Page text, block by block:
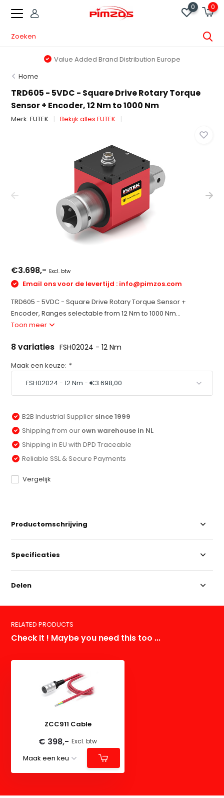
0 0
Value Added Brand Distribution Europe
Home
TRD605 - 5VDC - Square Drive Rotary Torque
Sensor + Encoder, 12 Nm to 1000 Nm
Merk:FUTEK Bekijk alles FUTEK
€3.698,- Excl. btw
Email ons voor de levertijd : info@pimzos.com
TRD605 - 5VDC - Square Drive Rotary Torque Sensor +
Encoder, Ranges selectable from 12 Nm to 1000 Nm...
Toon meer
8 variaties FSH02024 - 12 Nm
Maak een keuze: *
B2B Industrial Supplier since 1999
Shipping from our own warehouse in NL
Shipping in EU with DPD Traceable
Reliable SSL & Secure Payments
Vergelijk
Productomschrijving
Specificaties
Delen
RELATED PRODUCTS
Check It ! Maybe you need this too ...
ZCC911 Cable
€ 398,- Excl. btw